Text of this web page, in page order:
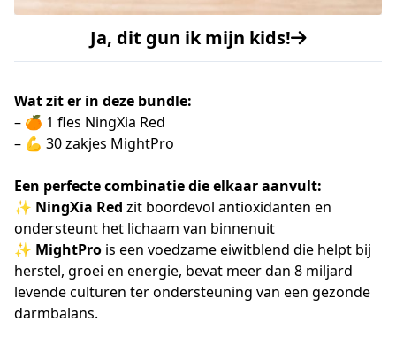
Ja, dit gun ik mijn kids!
Wat zit er in deze bundle:
– 🍊 1 fles NingXia Red
– 💪 30 zakjes MightPro
Een perfecte combinatie die elkaar aanvult:
✨ NingXia Red zit boordevol antioxidanten en
ondersteunt het lichaam van binnenuit
✨ MightPro is een voedzame eiwitblend die helpt bij
herstel, groei en energie, bevat meer dan 8 miljard
levende culturen ter ondersteuning van een gezonde
darmbalans.